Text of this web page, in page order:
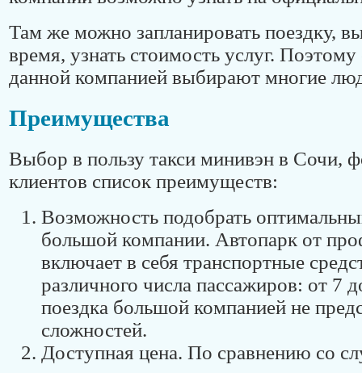
Там же можно запланировать поездку,
время, узнать стоимость услуг. Поэтому
данной компанией выбирают многие
Преимущества
Выбор в пользу такси минивэн в Сочи,
клиентов список преимуществ:
Возможность подобрать
большой компании. Автопарк от
включает в себя транспортные
различного числа пассажиров: от 7
поездка большой компанией не
сложностей.
Доступная цена. По сравнению со